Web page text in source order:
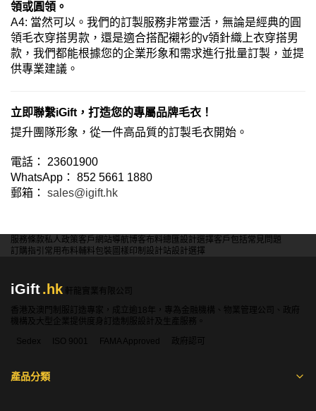
領或圓領。
A4: 當然可以。我們的訂製服務非常靈活，無論是經典的圓
領毛衣穿搭男款，還是適合搭配襯衫的v領針織上衣穿搭男
款，我們都能根據您的企業形象和需求進行批量訂製，並提
供專業建議。
立即聯繫iGift，打造您的專屬品牌毛衣！
提升團隊形象，從一件高品質的訂製毛衣開始。
電話： 23601900
WhatsApp： 852 5661 1880
郵箱： sales@igift.hk
服務條款私人政策客戶 網站導航博客布料總匯設計選擇客戶包括常見問題
訂購指引 常用布料輔料包裝 圖樣印制 設計站設計選擇
iGift.hk
軒龍實業有限公司
香港及澳門制服訂造專家，成立逾18年，專為金融機構、物業管理公司、政府
機構及大型企業提供度身訂造制服設計及生產服務。
Sedex
ISO 9001 FAMA Approved 政府認可
產品分類